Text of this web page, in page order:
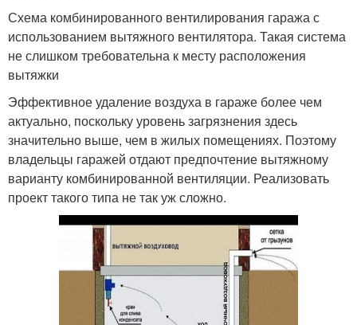
Схема комбинированного вентилирования гаража с
использованием вытяжного вентилятора. Такая система
не слишком требовательна к месту расположения
вытяжки
Эффективное удаление воздуха в гараже более чем
актуально, поскольку уровень загрязнения здесь
значительно выше, чем в жилых помещениях. Поэтому
владельцы гаражей отдают предпочтение вытяжному
варианту комбинированной вентиляции. Реализовать
проект такого типа не так уж сложно.